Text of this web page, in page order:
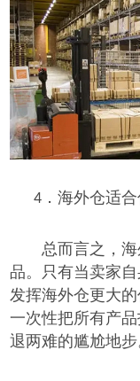
4．海外仓适合
总而言之，
品。只有当卖家
发挥海外仓更大
一次性把所有产
退两难的尴尬地步